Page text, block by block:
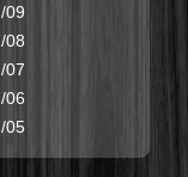
09
08
07
06
05